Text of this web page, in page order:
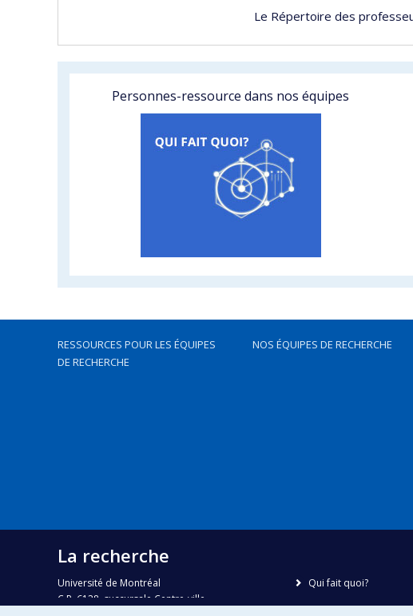
Le Répertoire des
Personnes-ressource dans nos équipes
RESSOURCES POUR LES ÉQUIPES
DE RECHERCHE
NOS ÉQUIPES DE RECHERCHE
La recherche
Université de Montréal
C.P. 6128, succursale Centre-ville
Qui fait quoi?
Nous trouver